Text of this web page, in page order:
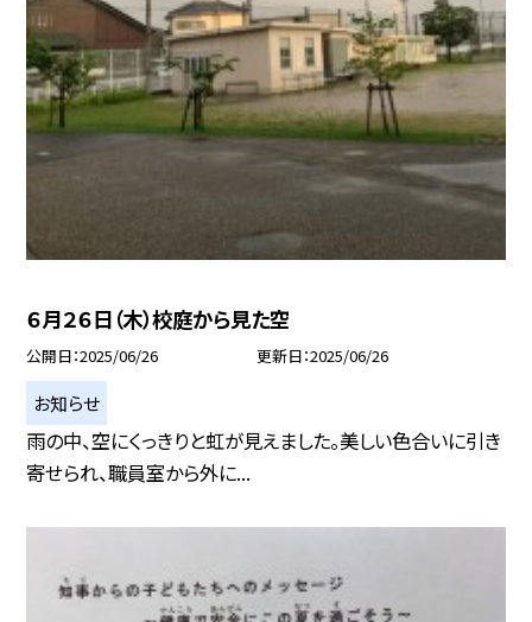
６月２６日（木）校庭から見た空
公開日 2025/06/26 更新日 2025/06/26
お知らせ
雨の中、空にくっきりと虹が見えました。美しい色合いに引き
寄せられ、職員室から外に...